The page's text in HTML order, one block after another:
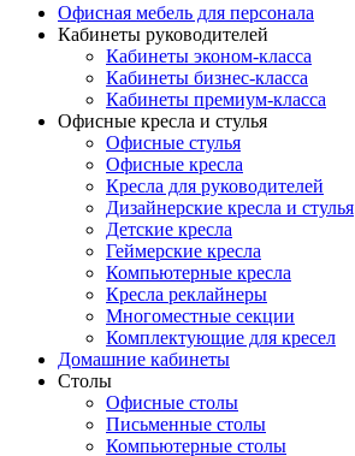
Офисная мебель для персонала
Кабинеты руководителей
Кабинеты эконом-класса
Кабинеты бизнес-класса
Кабинеты премиум-класса
Офисные кресла и стулья
Офисные стулья
Офисные кресла
Кресла для руководителей
Дизайнерские кресла и стулья
Детские кресла
Геймерские кресла
Компьютерные кресла
Кресла реклайнеры
Многоместные секции
Комплектующие для кресел
Домашние кабинеты
Столы
Офисные столы
Письменные столы
Компьютерные столы